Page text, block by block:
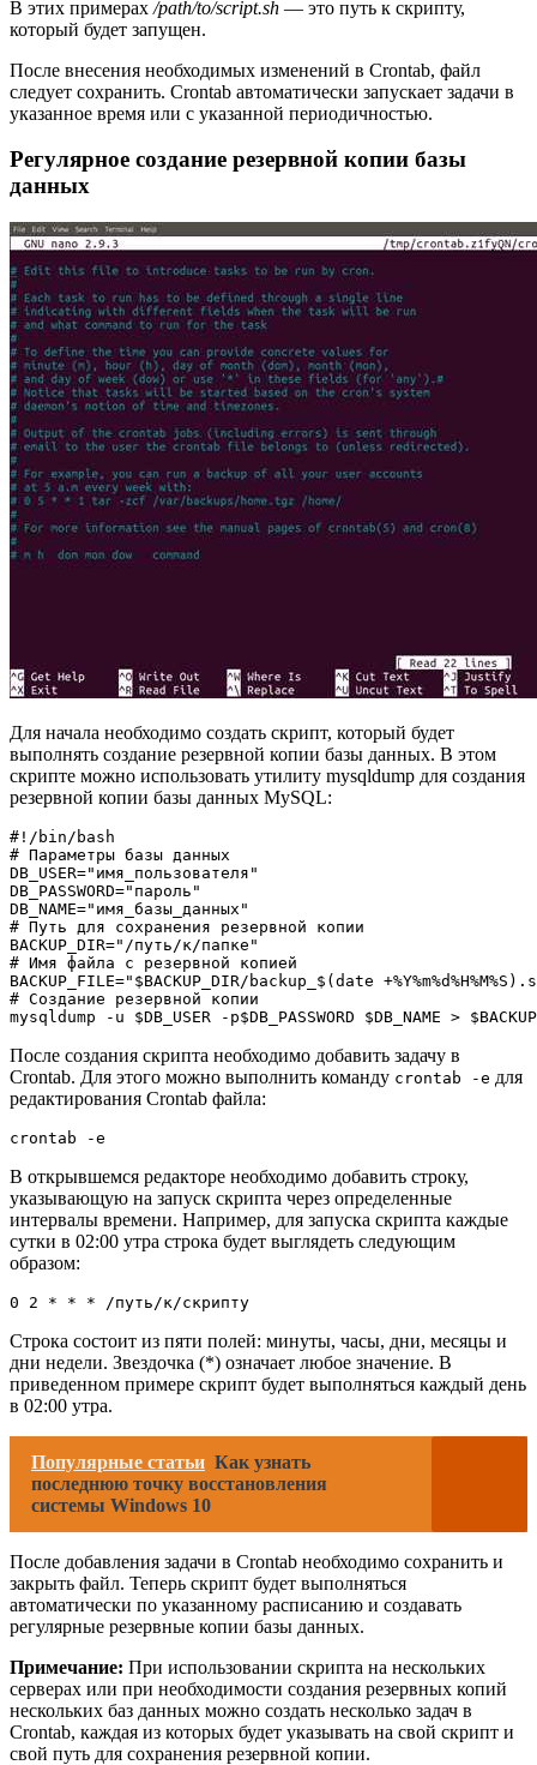
В этих примерах /path/to/script.sh — это путь к скрипту,
который будет запущен.
После внесения необходимых изменений в Crontab, файл
следует сохранить. Crontab автоматически запускает задачи в
указанное время или с указанной периодичностью.
Регулярное создание резервной копии базы
данных
Для начала необходимо создать скрипт, который будет
выполнять создание резервной копии базы данных. В этом
скрипте можно использовать утилиту mysqldump для создания
резервной копии базы данных MySQL:
#!/bin/bash
# Параметры базы данных
DB_USER="имя_пользователя"
DB_PASSWORD="пароль"
DB_NAME="имя_базы_данных"
# Путь для сохранения резервной копии
BACKUP_DIR="/путь/к/папке"
# Имя файла с резервной копией
BACKUP_FILE="$BACKUP_DIR/backup_$(date
# Создание резервной копии
После создания скрипта необходимо добавить задачу в
Crontab. Для этого можно выполнить команду crontab -e для
редактирования Crontab файла:
В открывшемся редакторе необходимо добавить строку,
указывающую на запуск скрипта через определенные
интервалы времени. Например, для запуска скрипта каждые
сутки в 02:00 утра строка будет выглядеть следующим
образом:
Строка состоит из пяти полей: минуты, часы, дни, месяцы и
дни недели. Звездочка (*) означает любое значение. В
приведенном примере скрипт будет выполняться каждый день
в 02:00 утра.
Популярные статьи Как узнать
последнюю точку восстановления
системы Windows 10
После добавления задачи в Crontab необходимо сохранить и
закрыть файл. Теперь скрипт будет выполняться
автоматически по указанному расписанию и создавать
регулярные резервные копии базы данных.
Примечание: При использовании скрипта на нескольких
серверах или при необходимости создания резервных копий
нескольких баз данных можно создать несколько задач в
Crontab, каждая из которых будет указывать на свой скрипт и
свой путь для сохранения резервной копии.